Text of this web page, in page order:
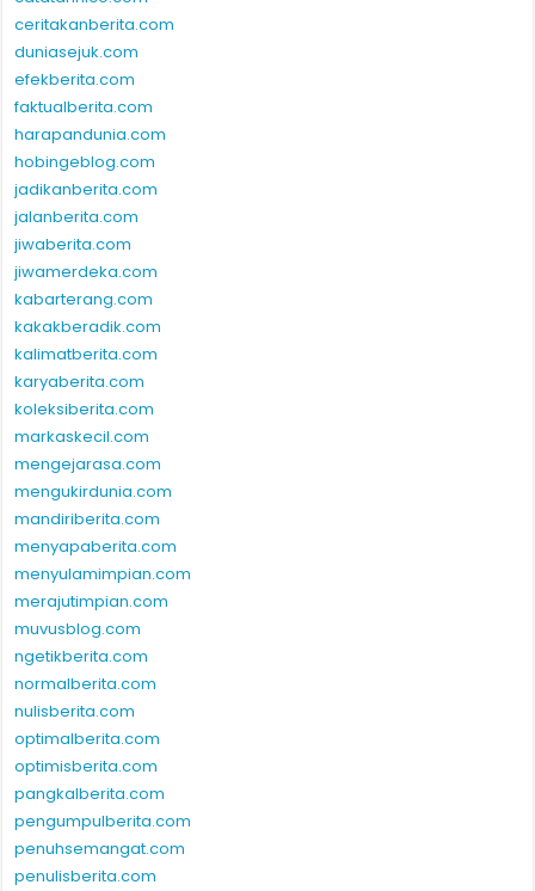
ceritakanberita.com
duniasejuk.com
efekberita.com
faktualberita.com
harapandunia.com
hobingeblog.com
jadikanberita.com
jalanberita.com
jiwaberita.com
jiwamerdeka.com
kabarterang.com
kakakberadik.com
kalimatberita.com
karyaberita.com
koleksiberita.com
markaskecil.com
mengejarasa.com
mengukirdunia.com
mandiriberita.com
menyapaberita.com
menyulamimpian.com
merajutimpian.com
muvusblog.com
ngetikberita.com
normalberita.com
nulisberita.com
optimalberita.com
optimisberita.com
pangkalberita.com
pengumpulberita.com
penuhsemangat.com
penulisberita.com